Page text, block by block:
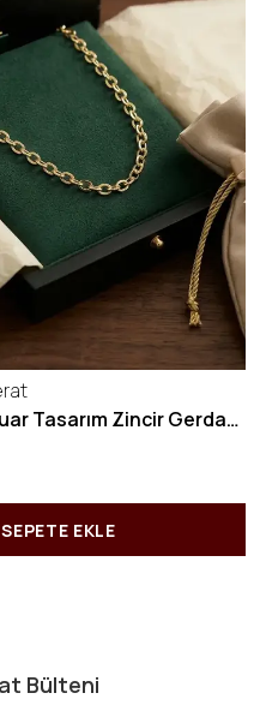
14 Ayar Oval Fuar Tasarım Zincir Gerdanlık KY1071
SEPETE EKLE
Bülteni